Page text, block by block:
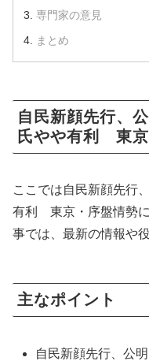
専門家の意見
まとめ
自民新顔先行、
氏やや有利 東
ここでは自民新顔先行
有利 東京・序盤情勢
事では、最新の情報や
主なポイント
自民新顔先行、公